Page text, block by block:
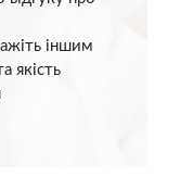
іншим
якість